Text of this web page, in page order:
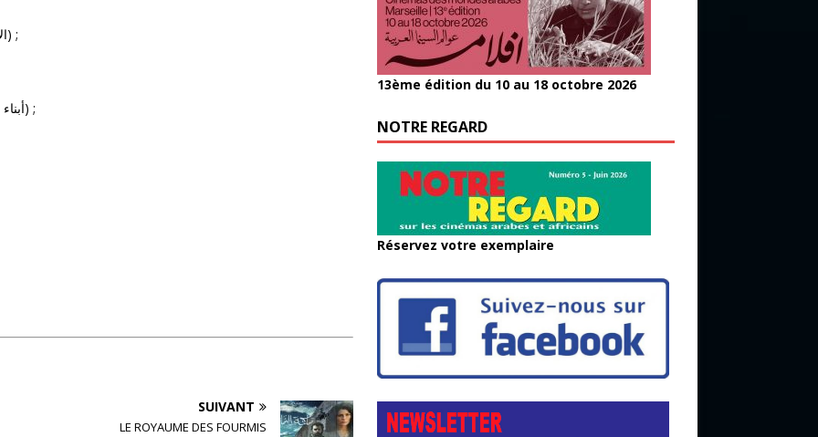
El Arwahou El Mouhajira (الارواح المهاجرة) ;
Abnaou Errachid (أبناء الرشيد: الأمين والمأمون) ;
SUIVANT
LE ROYAUME DES FOURMIS
13ème édition du 10 au 18 octobre 2026
NOTRE REGARD
Réservez votre exemplaire